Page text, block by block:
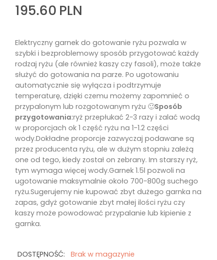
195.60 PLN
Elektryczny garnek do gotowanie ryżu pozwala w
szybki i bezproblemowy sposób przygotować każdy
rodzaj ryżu (ale również kaszy czy fasoli), może także
służyć do gotowania na parze. Po ugotowaniu
automatycznie się wyłącza i podtrzymuje
temperaturę, dzięki czemu możemy zapomnieć o
przypalonym lub rozgotowanym ryżu 🙂Sposób
przygotowania:ryż przepłukać 2-3 razy i zalać wodą
w proporcjach ok 1 część ryżu na 1-1.2 części
wody.Dokładne proporcje zazwyczaj podawane są
przez producenta ryżu, ale w dużym stopniu zależą
one od tego, kiedy został on zebrany. Im starszy ryż,
tym wymaga więcej wody.Garnek 1.5l pozwoli na
ugotowanie maksymalnie około 700-800g suchego
ryżu.Sugerujemy nie kupować zbyt dużego garnka na
zapas, gdyż gotowanie zbyt małej ilości ryżu czy
kaszy może powodować przypalanie lub kipienie z
garnka.
DOSTĘPNOŚĆ: Brak w magazynie